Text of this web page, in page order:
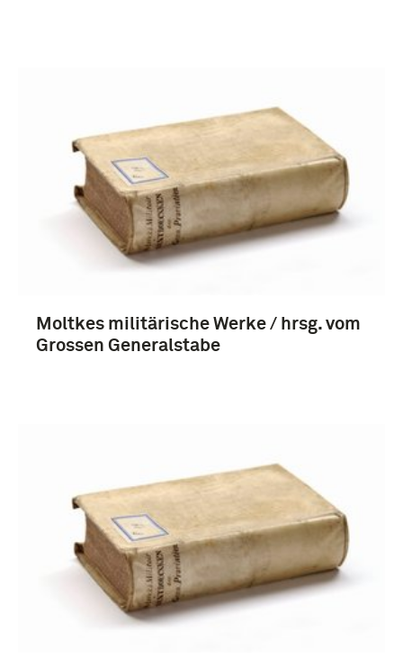
Moltkes militärische Werke / hrsg. vom
Grossen Generalstabe